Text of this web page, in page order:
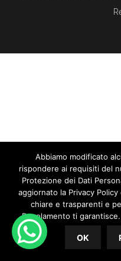
Marketing Per
Devo Partire Da
08/09/2021 ByRoberta
In CORSO WEDDING
Marketing per Wedding
Abbiamo modificato
rispondere ai requisiti del
Protezione dei Dati
aggiornato la Privacy
chiare e trasparenti e
Regolamento ti
OK